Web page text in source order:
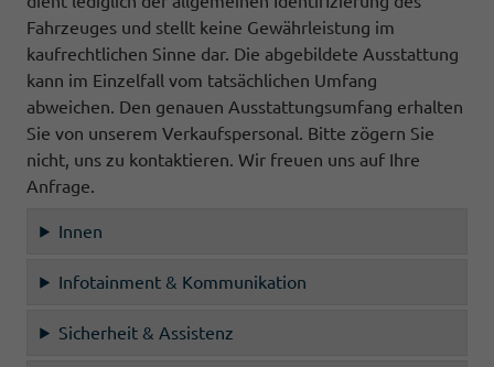
Fahrzeuges und stellt keine Gewährleistung im
kaufrechtlichen Sinne dar. Die abgebildete Ausstattung
kann im Einzelfall vom tatsächlichen Umfang
abweichen. Den genauen Ausstattungsumfang erhalten
Sie von unserem Verkaufspersonal. Bitte zögern Sie
nicht, uns zu kontaktieren. Wir freuen uns auf Ihre
Anfrage.
Innen
Infotainment & Kommunikation
Sicherheit & Assistenz